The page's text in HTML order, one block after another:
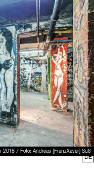
/ Foto: Andreas [FranzXaver] Süß
DE